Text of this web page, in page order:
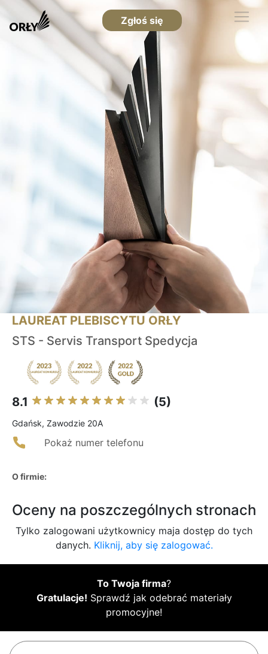
Zgłoś się
LAUREAT PLEBISCYTU ORŁY
STS - Servis Transport Spedycja
8.1 (5)
Gdańsk, Zawodzie 20A
Pokaż numer telefonu
O firmie:
Oceny na poszczególnych stronach
Tylko zalogowani użytkownicy maja dostęp do tych
danych. Kliknij, aby się zalogować.
To Twoja firma?
Gratulacje! Sprawdź jak odebrać materiały
promocyjne!